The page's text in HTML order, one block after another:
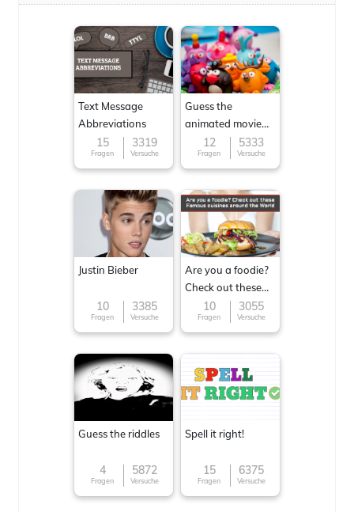
Text Message
Abbreviations
15
Fragen
3319
Versuche
Guess the
animated movie
character
12
Fragen
5333
Versuche
Justin Bieber
10
Fragen
3385
Versuche
Are you a foodie?
Check out these
Famous cuisines
around the World
10
Fragen
3055
Versuche
Guess the riddles
4
Fragen
5872
Versuche
Spell it right!
15
Fragen
6375
Versuche